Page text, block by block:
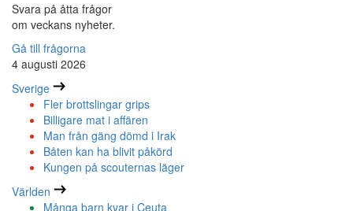
Svara på åtta frågor
om veckans nyheter.
Gå till frågorna
4 augusti 2026
Sverige
Fler brottslingar grips
Billigare mat i affären
Man från gäng dömd i Irak
Båten kan ha blivit påkörd
Kungen på scouternas läger
Världen
Många barn kvar i Ceuta